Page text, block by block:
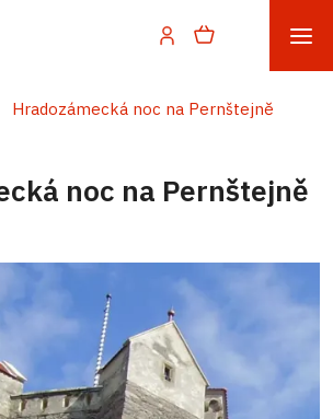
Hradozámecká noc na Pernštejně
noc na Pernštejně